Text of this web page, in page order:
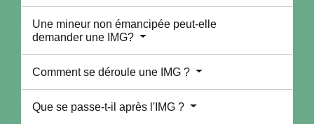
Une mineur non émancipée peut-elle
demander une IMG?
Comment se déroule une IMG ?
Que se passe-t-il après l'IMG ?